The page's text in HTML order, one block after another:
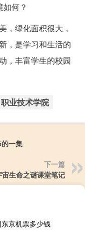
何？
，绿化面积很大，
，是学习和生活的
，丰富学生的校园
职业技术学院
一集
下一篇
生命之谜课堂笔记
京机票多少钱